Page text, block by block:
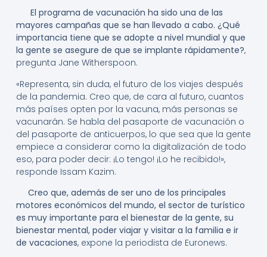
El programa de vacunación ha sido una de las
mayores campañas que se han llevado a cabo. ¿Qué
importancia tiene que se adopte a nivel mundial y que
la gente se asegure de que se implante rápidamente?,
pregunta Jane Witherspoon.
«Representa, sin duda, el futuro de los viajes después
de la pandemia. Creo que, de cara al futuro, cuantos
más países opten por la vacuna, más personas se
vacunarán. Se habla del pasaporte de vacunación o
del pasaporte de anticuerpos, lo que sea que la gente
empiece a considerar como la digitalización de todo
eso, para poder decir: ¡Lo tengo! ¡Lo he recibido!»,
responde Issam Kazim.
Creo que, además de ser uno de los principales
motores económicos del mundo, el sector de turístico
es muy importante para el bienestar de la gente, su
bienestar mental, poder viajar y visitar a la familia e ir
de vacaciones, expone la periodista de Euronews.